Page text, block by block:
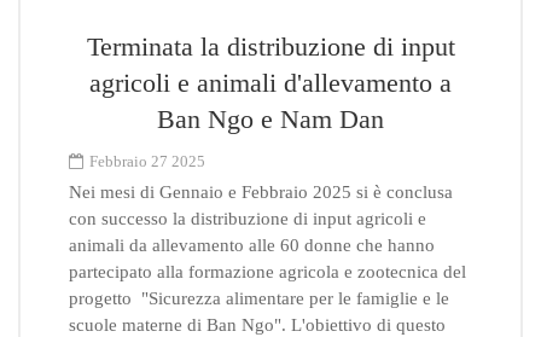
Terminata la distribuzione di input
agricoli e animali d'allevamento a
Ban Ngo e Nam Dan
Febbraio 27 2025
Nei mesi di Gennaio e Febbraio 2025 si è conclusa
con successo la distribuzione di input agricoli e
animali da allevamento alle 60 donne che hanno
partecipato alla formazione agricola e zootecnica del
progetto "Sicurezza alimentare per le famiglie e le
scuole materne di Ban Ngo". L'obiettivo di questo